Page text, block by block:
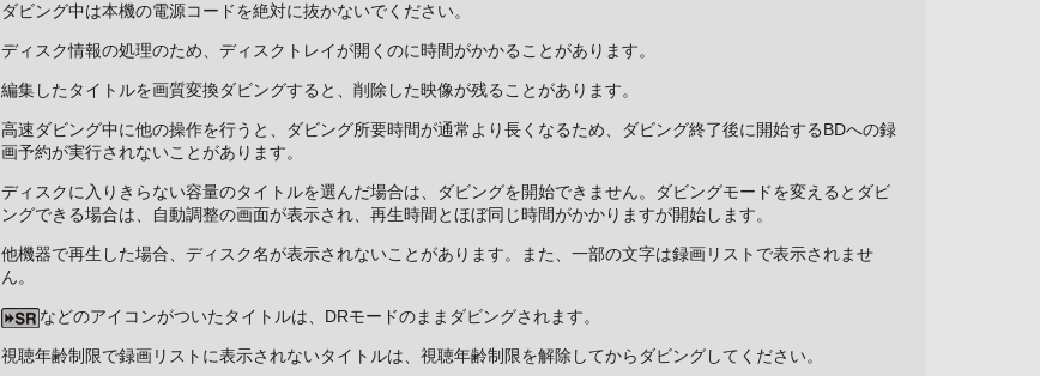
ダビング中は本機の電源コードを絶対に抜かないでください。
ディスク情報の処理のため、ディスクトレイが開くのに時間がかかることがあります。
編集したタイトルを画質変換ダビングすると、削除した映像が残ることがあります。
高速ダビング中に他の操作を行うと、ダビング所要時間が通常より長くなるため、ダビング終了後に開始するBDへの録
画予約が実行されないことがあります。
ディスクに入りきらない容量のタイトルを選んだ場合は、ダビングを開始できません。ダビングモードを変えるとダビ
ングできる場合は、自動調整の画面が表示され、再生時間とほぼ同じ時間がかかりますが開始します。
他機器で再生した場合、ディスク名が表示されないことがあります。また、一部の文字は録画リストで表示されませ
ん。
などのアイコンがついたタイトルは、DRモードのままダビングされます。
視聴年齢制限で録画リストに表示されないタイトルは、視聴年齢制限を解除してからダビングしてください。